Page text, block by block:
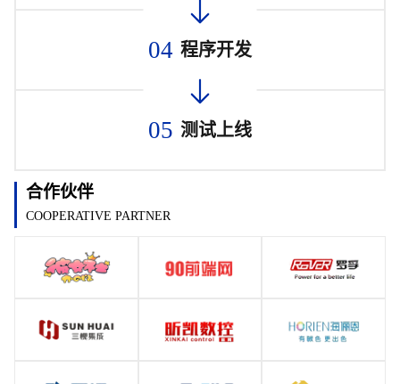
04 程序开发
05 测试上线
合作伙伴
COOPERATIVE PARTNER